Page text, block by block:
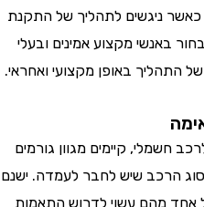
ניגשים לתהליך של התקנת
מקצוע אמינים ובעלי
באופן מקצועי ואחראי.
קיימים מגוון גורמים
שיש לחבר לעמדה. ישנם
מהם עשוי לדרוש התאמות